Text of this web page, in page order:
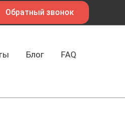
Обратный звонок
Блог
FAQ